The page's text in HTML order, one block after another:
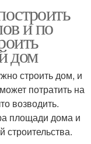
и по
дом
строить дом, и
потратить на
возводить.
площади дома и
строительства.